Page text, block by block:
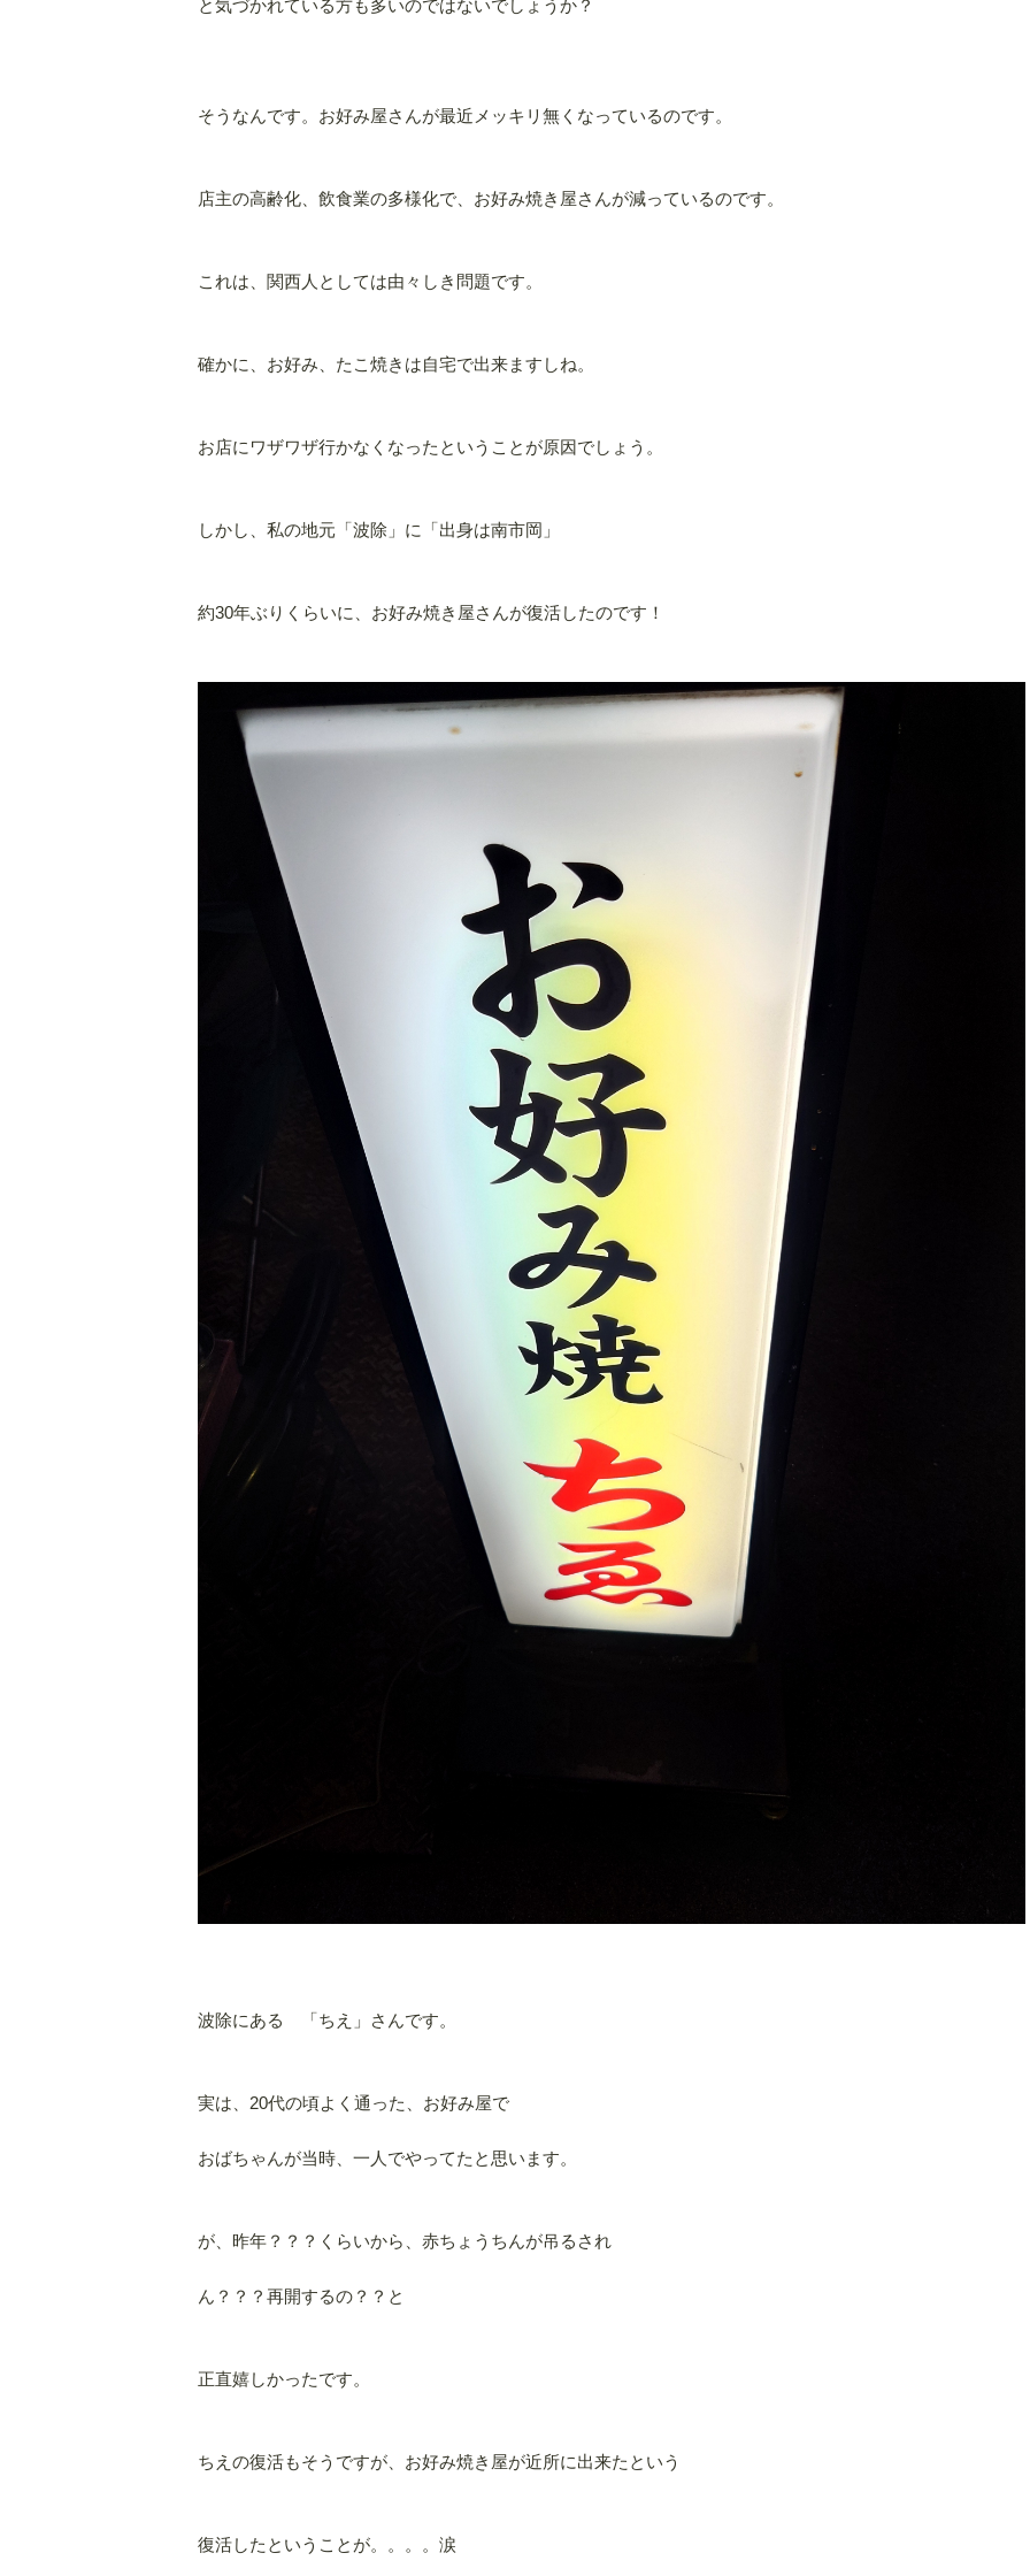
と気づかれている方も多いのではないでしょうか？
そうなんです。お好み屋さんが最近メッキリ無くなっているのです。
店主の高齢化、飲食業の多様化で、お好み焼き屋さんが減っているのです。
これは、関西人としては由々しき問題です。
確かに、お好み、たこ焼きは自宅で出来ますしね。
お店にワザワザ行かなくなったということが原因でしょう。
しかし、私の地元「波除」に「出身は南市岡」
約30年ぶりくらいに、お好み焼き屋さんが復活したのです！
波除にある 「ちえ」さんです。
実は、20代の頃よく通った、お好み屋で
おばちゃんが当時、一人でやってたと思います。
が、昨年？？？くらいから、赤ちょうちんが吊るされ
ん？？？再開するの？？と
正直嬉しかったです。
ちえの復活もそうですが、お好み焼き屋が近所に出来たという
復活したということが。。。。涙